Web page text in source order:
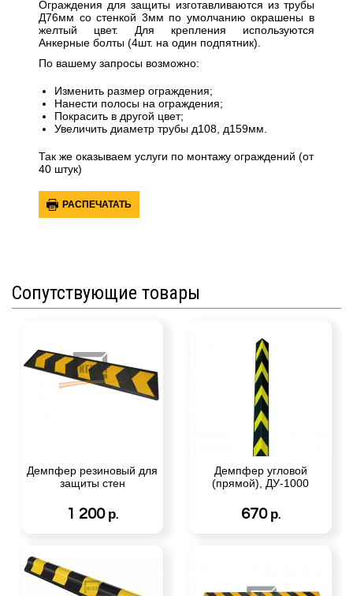
Ограждения для защиты изготавливаются из трубы
Д76мм со стенкой 3мм по умолчанию окрашены в
желтый цвет. Для крепления используются
Анкерные болты (4шт. на один подпятник).
По вашему запросы возможно:
Изменить размер ограждения;
Нанести полосы на ограждения;
Покрасить в другой цвет;
Увеличить диаметр трубы д108, д159мм.
Так же оказываем услуги по монтажу ограждений (от
40 штук)
РАСПЕЧАТАТЬ
Сопутствующие товары
Демпфер резиновый для
защиты стен
1 200 р.
Демпфер угловой
(прямой), ДУ-1000
670 р.